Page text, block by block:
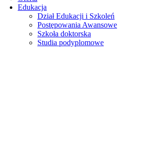
Edukacja
Dział Edukacji i Szkoleń
Postępowania Awansowe
Szkoła doktorska
Studia podyplomowe